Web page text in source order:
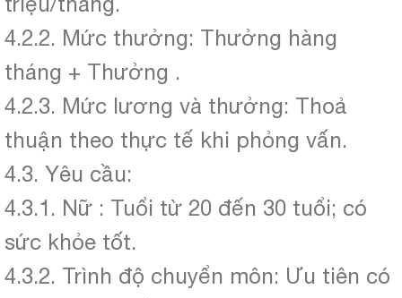
4.2.2. Mức thưởng: Thưởng hàng
tháng + Thưởng .
4.2.3. Mức lương và thưởng: Thoả
thuận theo thực tế khi phỏng vấn.
4.3. Yêu cầu:
4.3.1. Nữ : Tuổi từ 20 đến 30 tuổi; có
sức khỏe tốt.
4.3.2. Trình độ chuyển môn: Ưu tiên có